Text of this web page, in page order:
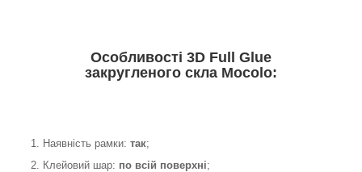
Особливості 3D Full Glue
закругленого скла Mocolo:
1. Наявність рамки: так;
2. Клейовий шар: по всій поверхні;